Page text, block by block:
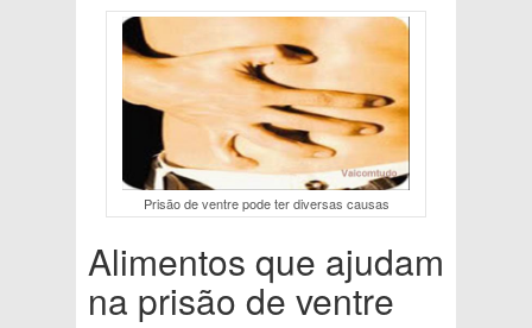
Prisão de ventre pode ter diversas causas
Alimentos que ajudam
na prisão de ventre